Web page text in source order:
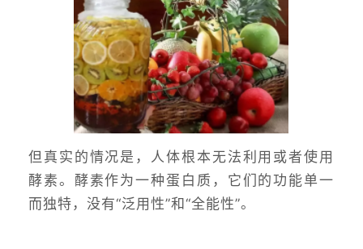
但真实的情况是，人体根本无法利用或者使用
酵素。酵素作为一种蛋白质，它们的功能单一
而独特，没有“泛用性”和“全能性”。